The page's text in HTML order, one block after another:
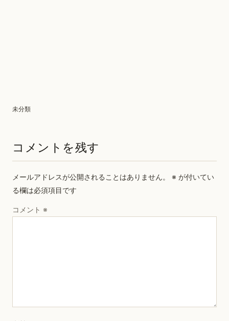
未分類
コメントを残す
メールアドレスが公開されることはありません。 ※ が付いてい
る欄は必須項目です
コメント ※